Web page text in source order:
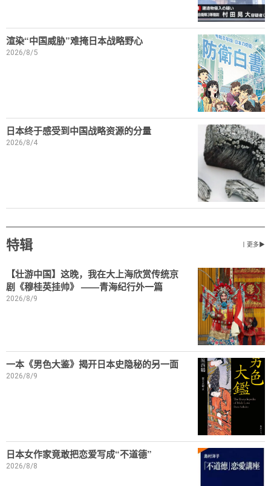
渲染“中国威胁”难掩日本战略野心
2026/8/5
日本终于感受到中国战略资源的分量
2026/8/4
特辑 丨更多▶
【壮游中国】这晚，我在大上海欣赏传统京
剧《穆桂英挂帅》 ——青海纪行外一篇
2026/8/9
一本《男色大鉴》揭开日本史隐秘的另一面
2026/8/9
日本女作家竟敢把恋爱写成“不道德”
2026/8/8